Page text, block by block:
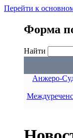
Перейти к
Форма
Найти
Анжеро-